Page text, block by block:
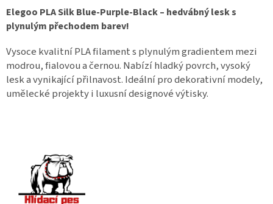
Elegoo PLA Silk Blue-Purple-Black – hedvábný lesk s
plynulým přechodem barev!
Vysoce kvalitní PLA filament s plynulým gradientem mezi
modrou, fialovou a černou. Nabízí hladký povrch, vysoký
lesk a vynikající přilnavost. Ideální pro dekorativní modely,
umělecké projekty i luxusní designové výtisky.